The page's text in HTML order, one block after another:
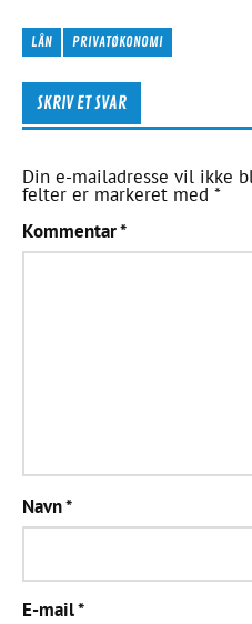
LÅN PRIVATØKONOMI
SKRIV ET SVAR
Din e-mailadresse vil ikke
felter er markeret med*
Kommentar*
Navn*
E-mail*